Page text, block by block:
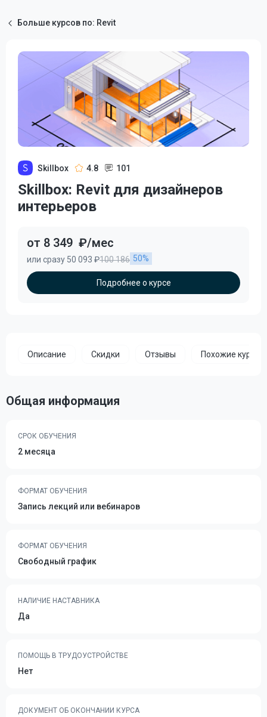
Больше курсов по: Revit
Skillbox 4.8 101
Skillbox: Revit для дизайнеров
интерьеров
от 8 349 ₽/мес
или сразу 50 093 ₽100 186 50%
Подробнее о курсе
Описание Скидки Отзывы Похожие курсы
Общая информация
СРОК ОБУЧЕНИЯ
2 месяца
ФОРМАТ ОБУЧЕНИЯ
Запись лекций или вебинаров
ФОРМАТ ОБУЧЕНИЯ
Свободный график
НАЛИЧИЕ НАСТАВНИКА
Да
ПОМОЩЬ В ТРУДОУСТРОЙСТВЕ
Нет
ДОКУМЕНТ ОБ ОКОНЧАНИИ КУРСА